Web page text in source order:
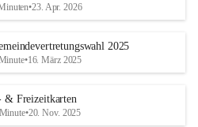
•23. Apr. 2026
2025
•16. März 2025
& Freizeitkarten
•20. Nov. 2025